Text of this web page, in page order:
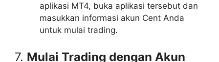
aplikasi MT4, buka aplikasi tersebut dan
masukkan informasi akun Cent Anda
untuk mulai trading.
7. Mulai Trading dengan Akun